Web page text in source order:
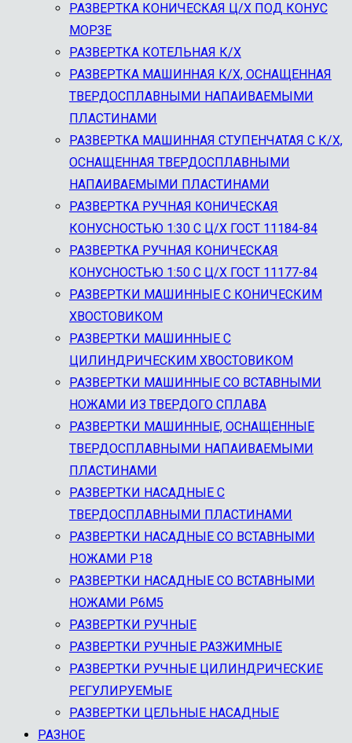
РАЗВЕРТКА КОНИЧЕСКАЯ Ц/Х ПОД КОНУС
МОРЗЕ
РАЗВЕРТКА КОТЕЛЬНАЯ К/Х
РАЗВЕРТКА МАШИННАЯ К/Х, ОСНАЩЕННАЯ
ТВЕРДОСПЛАВНЫМИ НАПАИВАЕМЫМИ
ПЛАСТИНАМИ
РАЗВЕРТКА МАШИННАЯ СТУПЕНЧАТАЯ С К/Х,
ОСНАЩЕННАЯ ТВЕРДОСПЛАВНЫМИ
НАПАИВАЕМЫМИ ПЛАСТИНАМИ
РАЗВЕРТКА РУЧНАЯ КОНИЧЕСКАЯ
КОНУСНОСТЬЮ 1:30 С Ц/Х ГОСТ 11184-84
РАЗВЕРТКА РУЧНАЯ КОНИЧЕСКАЯ
КОНУСНОСТЬЮ 1:50 С Ц/Х ГОСТ 11177-84
РАЗВЕРТКИ МАШИННЫЕ С КОНИЧЕСКИМ
ХВОСТОВИКОМ
РАЗВЕРТКИ МАШИННЫЕ С
ЦИЛИНДРИЧЕСКИМ ХВОСТОВИКОМ
РАЗВЕРТКИ МАШИННЫЕ СО ВСТАВНЫМИ
НОЖАМИ ИЗ ТВЕРДОГО СПЛАВА
РАЗВЕРТКИ МАШИННЫЕ, ОСНАЩЕННЫЕ
ТВЕРДОСПЛАВНЫМИ НАПАИВАЕМЫМИ
ПЛАСТИНАМИ
РАЗВЕРТКИ НАСАДНЫЕ С
ТВЕРДОСПЛАВНЫМИ ПЛАСТИНАМИ
РАЗВЕРТКИ НАСАДНЫЕ СО ВСТАВНЫМИ
НОЖАМИ Р18
РАЗВЕРТКИ НАСАДНЫЕ СО ВСТАВНЫМИ
НОЖАМИ Р6М5
РАЗВЕРТКИ РУЧНЫЕ
РАЗВЕРТКИ РУЧНЫЕ РАЗЖИМНЫЕ
РАЗВЕРТКИ РУЧНЫЕ ЦИЛИНДРИЧЕСКИЕ
РЕГУЛИРУЕМЫЕ
РАЗВЕРТКИ ЦЕЛЬНЫЕ НАСАДНЫЕ
РАЗНОЕ